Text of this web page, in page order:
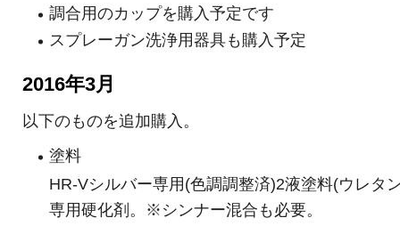
調合用のカップを購入予定です
スプレーガン洗浄用器具も購入予定
2016年3月
以下のものを追加購入。
塗料
HR-Vシルバー専用(色調調整済)2液塗料(ウレタ
専用硬化剤。※シンナー混合も必要。